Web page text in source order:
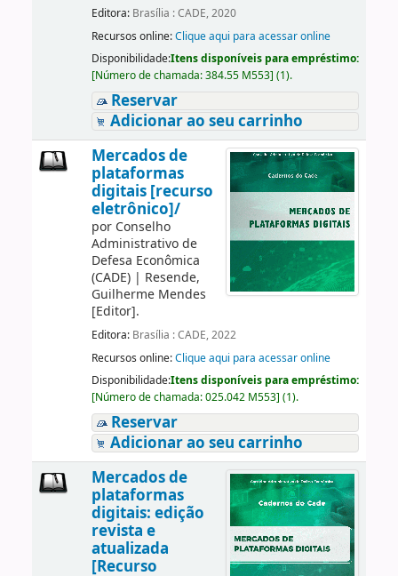
Editora: Brasília : CADE, 2020
Recursos online:Clique aqui para acessar online
Disponibilidade:Itens disponíveis para empréstimo:
[Número de chamada:384.55 M553] (1).
Reservar
Adicionar ao seu carrinho
Mercados de
plataformas
digitais [recurso
eletrônico]/
por Conselho
Administrativo de
Defesa Econômica
(CADE)| Resende,
Guilherme Mendes
[Editor].
Editora: Brasília : CADE, 2022
Recursos online:Clique aqui para acessar online
Disponibilidade:Itens disponíveis para empréstimo:
[Número de chamada:025.042 M553] (1).
Reservar
Adicionar ao seu carrinho
Mercados de
plataformas
digitais: edição
revista e
atualizada
[Recurso